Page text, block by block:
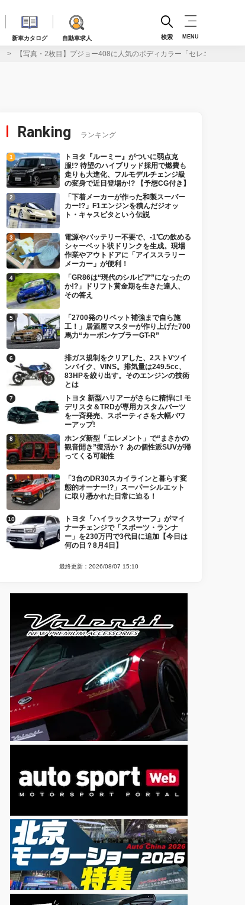
新車カタログ 自動車求人 検索 MENU
【写真・2枚目】プジョー408に人気のボディカラー「セレニウムグ
Ranking ランキング
トヨタ『ルーミー』がついに弱点克
服!? 待望のハイブリッド採用で燃費も
走りも大進化、フルモデルチェンジ級
の変身で近日登場か!? 【予想CG付き】
「下着メーカーが作った和製スーパー
カー!?」F1エンジンを積んだジオッ
ト・キャスピタという伝説
電源やバッテリー不要で、-1℃の飲める
シャーベット状ドリンクを生成。現場
作業やアウトドアに「アイススラリー
メーカー」が便利！
「GR86は“現代のシルビア”になったの
か!?」ドリフト黄金期を生きた達人、
その答え
「2700発のリベット補強まで自ら施
工！」居酒屋マスターが作り上げた700
馬力“カーボンケブラーGT-R”
排ガス規制をクリアした、2ストVツイ
ンバイク、VINS。排気量は249.5cc、
83HPを絞り出す。そのエンジンの技術
とは
トヨタ 新型ハリアーがさらに精悍に! モ
デリスタ＆TRDが専用カスタムパーツ
を一斉発売、スポーティさを大幅パワ
ーアップ!
ホンダ新型「エレメント」で“まさかの
観音開き”復活か？ あの個性派SUVが帰
ってくる可能性
「3台のDR30スカイラインと暮らす変
態的オーナー!?」スーパーシルエット
に取り憑かれた日常に迫る！
トヨタ「ハイラックスサーフ」がマイ
ナーチェンジで「スポーツ・ランナ
ー」を230万円で3代目に追加【今日は
何の日？8月4日】
最終更新：2026/08/07 15:10